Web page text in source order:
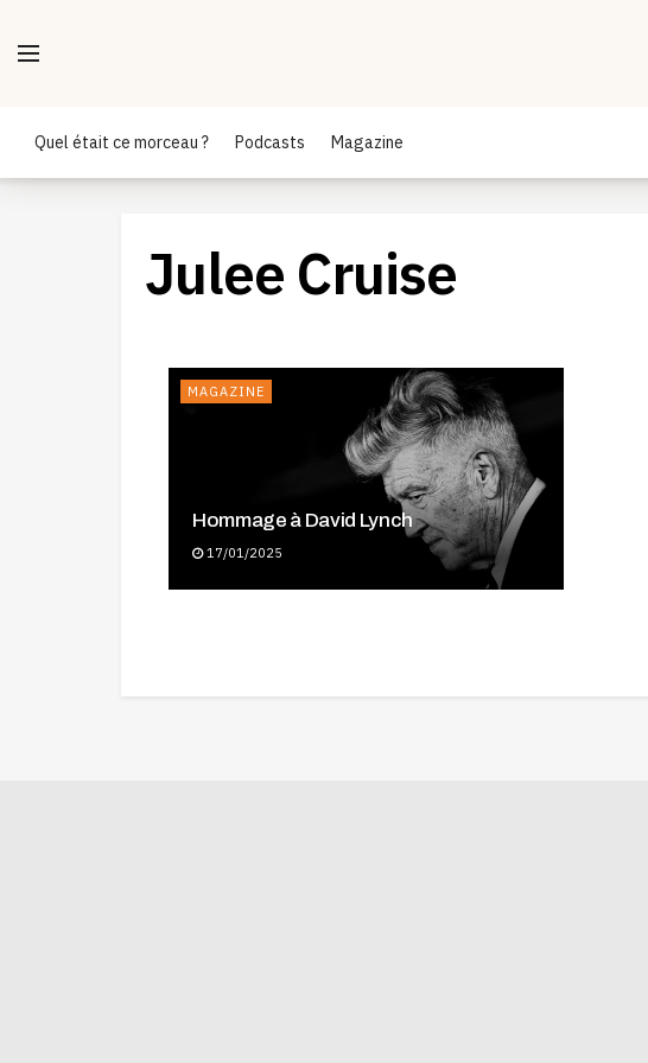
Quel était ce morceau ? Podcasts Magazine
Julee Cruise
MAGAZINE
Hommage à David Lynch
17/01/2025